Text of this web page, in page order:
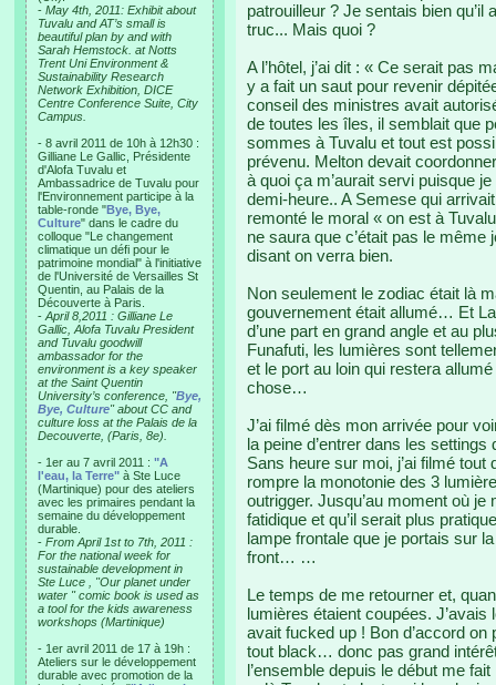
- May 4th, 2011: Exhibit about
Tuvalu and AT’s small is
beautiful plan by and with
Sarah Hemstock. at Notts
Trent Uni Environment &
Sustainability Research
Network Exhibition, DICE
Centre Conference Suite, City
Campus.
- 8 avril 2011 de 10h à 12h30 :
Gilliane Le Gallic, Présidente
d'Alofa Tuvalu et
Ambassadrice de Tuvalu pour
l'Environnement participe à la
table-ronde "Bye, Bye,
Culture" dans le cadre du
colloque "Le changement
climatique un défi pour le
patrimoine mondial" à l'initiative
de l'Université de Versailles St
Quentin, au Palais de la
Découverte à Paris.
- April 8,2011 : Gilliane Le
Gallic, Alofa Tuvalu President
and Tuvalu goodwill
ambassador for the
environment is a key speaker
at the Saint Quentin
University’s conference, "Bye,
Bye, Culture" about CC and
culture loss at the Palais de la
Decouverte, (Paris, 8e).
- 1er au 7 avril 2011 : "A
l'eau, la Terre" à Ste Luce
(Martinique) pour des ateliers
avec les primaires pendant la
semaine du développement
durable.
- From April 1st to 7th, 2011 :
For the national week for
sustainable development in
Ste Luce , "Our planet under
water " comic book is used as
a tool for the kids awareness
workshops (Martinique)
- 1er avril 2011 de 17 à 19h :
Ateliers sur le développement
durable avec promotion de la
patrouilleur ? Je sentais bien
truc... Mais quoi ?
A l’hôtel, j’ai dit : « Ce serait pas
y a fait un saut pour revenir
conseil des ministres avait
de toutes les îles, il semblait que
sommes à Tuvalu et tout est
prévenu. Melton devait
à quoi ça m’aurait servi puisque
demi-heure.. A Semese qui
remonté le moral « on est à
ne saura que c’était pas le
disant on verra bien.
Non seulement le zodiac était là
gouvernement était allumé… Et
d’une part en grand angle et au
Funafuti, les lumières sont
et le port au loin qui restera
chose…
J’ai filmé dès mon arrivée pour
la peine d’entrer dans les
Sans heure sur moi, j’ai filmé
rompre la monotonie des 3
outrigger. Jusqu’au moment où je
fatidique et qu’il serait plus
lampe frontale que je portais sur
front… …
Le temps de me retourner et,
lumières étaient coupées. J’avais
avait fucked up ! Bon d’accord
tout black… donc pas grand
l’ensemble depuis le début me